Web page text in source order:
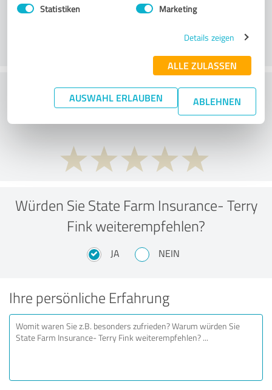
Statistiken Marketing
Details zeigen
ALLE ZULASSEN
AUSWAHL ERLAUBEN ABLEHNEN
Wie beurteilen Sie das
Preis-/Leistungsverhältnis?
Würden Sie State Farm Insurance- Terry
Fink weiterempfehlen?
JA NEIN
Ihre persönliche Erfahrung